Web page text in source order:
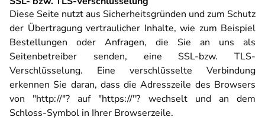
Diese Seite nutzt aus Sicherheitsgründen und zum Schutz
der Übertragung vertraulicher Inhalte, wie zum Beispiel
Bestellungen oder Anfragen, die Sie an uns als
Seitenbetreiber senden, eine SSL-bzw. TLS-
Verschlüsselung. Eine verschlüsselte Verbindung
erkennen Sie daran, dass die Adresszeile des Browsers
von "http://"? auf "https://"? wechselt und an dem
Schloss-Symbol in Ihrer Browserzeile.